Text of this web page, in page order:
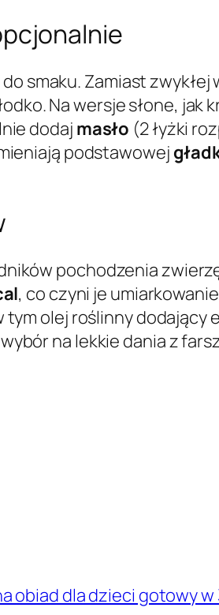
smaku. Zamiast zwykłej
Na wersje słone, jak
dodaj masło (2 łyżki
podstawowej
pochodzenia
, co czyni je
olej roślinny dodający
na lekkie dania z
obiad dla dzieci gotowy w